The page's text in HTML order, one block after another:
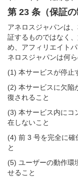
第 23 条（保証の
アネロスジャパンは
証するものではなく
め、アフィリエイト
ネロスジャパンは何
(1) 本サービスが停止
(2) 本サービスに欠陥
復されること
(3) 本サービス内にコ
在しないこと
(4) 前 3 号を完全に確
と
(5) ユーザーの動作環
せること